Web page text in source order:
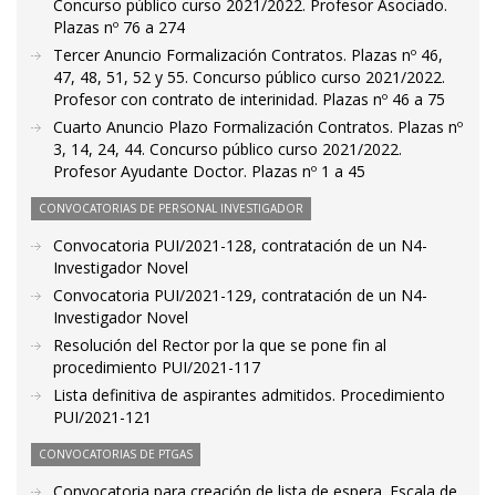
Concurso público curso 2021/2022. Profesor Asociado.
Plazas nº 76 a 274
Tercer Anuncio Formalización Contratos. Plazas nº 46,
47, 48, 51, 52 y 55. Concurso público curso 2021/2022.
Profesor con contrato de interinidad. Plazas nº 46 a 75
Cuarto Anuncio Plazo Formalización Contratos. Plazas nº
3, 14, 24, 44. Concurso público curso 2021/2022.
Profesor Ayudante Doctor. Plazas nº 1 a 45
CONVOCATORIAS DE PERSONAL INVESTIGADOR
Convocatoria PUI/2021-128, contratación de un N4-
Investigador Novel
Convocatoria PUI/2021-129, contratación de un N4-
Investigador Novel
Resolución del Rector por la que se pone fin al
procedimiento PUI/2021-117
Lista definitiva de aspirantes admitidos. Procedimiento
PUI/2021-121
CONVOCATORIAS DE PTGAS